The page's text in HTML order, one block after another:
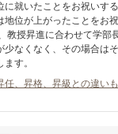
に就いたことをお祝いす
地位が上がったことをお
教授昇進に合わせて学部
少なくなく、その場合は
す。
任、昇格、昇級との違い